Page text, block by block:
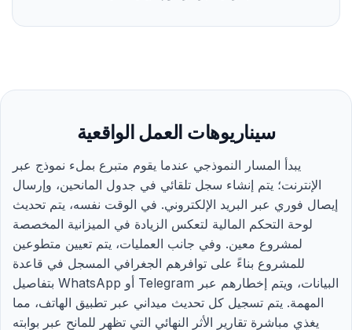
سيناريوهات العمل الواقعية
يبدأ المسار النموذجي عندما يقوم متبرع بملء نموذج عبر
الإنترنت؛ يتم إنشاء سجل تلقائي في جدول المانحين، وإرسال
إيصال فوري عبر البريد الإلكتروني. في الوقت نفسه، يتم تحديث
لوحة التحكم المالية لتعكس الزيادة في الميزانية المخصصة
لمشروع معين. وفي جانب العمليات، يتم تعيين متطوعين
للمشروع بناءً على توافرهم الجغرافي المسجل في قاعدة
البيانات، ويتم إخطارهم عبر Telegram أو WhatsApp بتفاصيل
المهمة. يتم تسجيل كل تحديث ميداني عبر تطبيق الهاتف، مما
يغذي مباشرة تقارير الأثر النهائي التي تظهر للمانح عبر بوابته